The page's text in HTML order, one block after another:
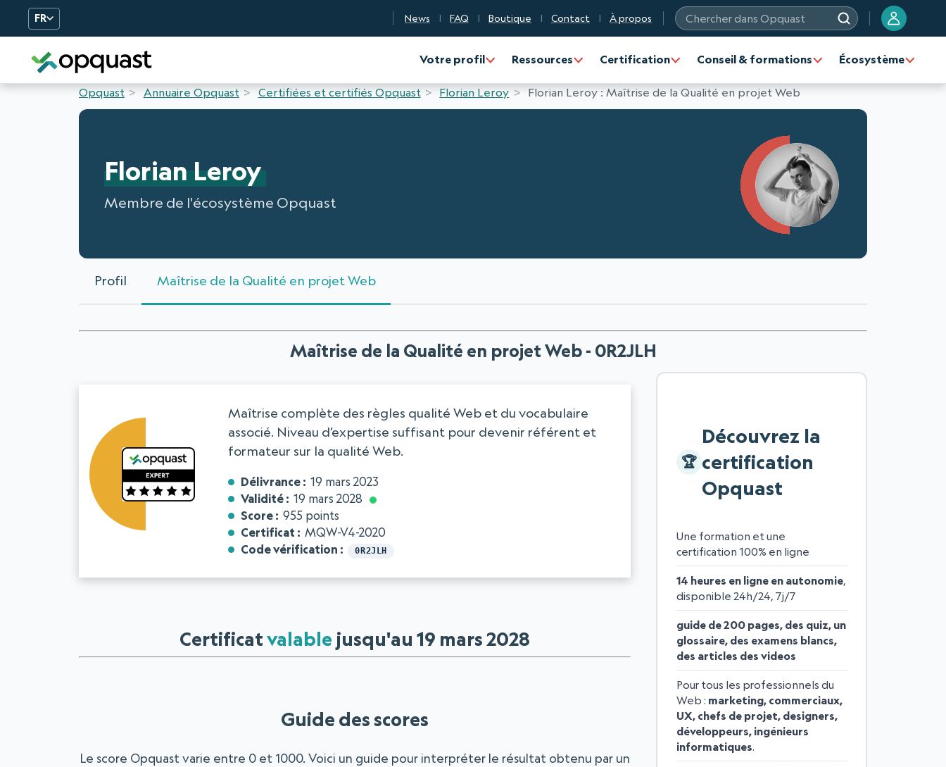
FR News FAQ Boutique Contact À propos
Chercher dans Opquast
Votre profil Ressources Certification Conseil & formations Écosystème
Opquast Annuaire Opquast Certifiées et certifiés Opquast Florian Leroy Florian Leroy : Maîtrise de la Qualité en projet Web
Florian Leroy
Membre de l'écosystème Opquast
Profil Maîtrise de la Qualité en projet Web
Maîtrise de la Qualité en projet Web - 0R2JLH
Découvrez la
certification
Opquast
Une formation et une
certification 100% en ligne
14 heures en ligne en autonomie,
disponible 24h/24, 7j/7
guide de 200 pages, des quiz, un
glossaire, des examens blancs,
des articles des videos
Pour tous les professionnels du
Web : marketing, commerciaux,
UX, chefs de projet, designers,
développeurs, ingénieurs
informatiques.
Maîtrise complète des règles qualité Web et du vocabulaire
associé. Niveau d’expertise suffisant pour devenir référent et
formateur sur la qualité Web.
Délivrance
19 mars 2023
Validité
19 mars 2028
Score
955 points
Certificat
MQW-V4-2020
Code vérification
0R2JLH
Certificatvalable jusqu'au 19 mars 2028
Guide des scores
Le score Opquast varie entre 0 et 1000. Voici un guide pour interpréter le résultat obtenu par un